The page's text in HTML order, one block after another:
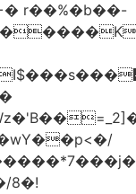
r��%�b��-
8�!